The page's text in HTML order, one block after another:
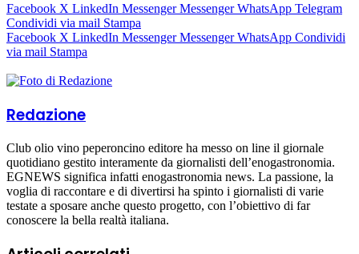
Facebook X LinkedIn Messenger Messenger WhatsApp Telegram
Condividi via mail Stampa
Facebook X LinkedIn Messenger Messenger WhatsApp Condividi
via mail Stampa
Redazione
Club olio vino peperoncino editore ha messo on line il giornale
quotidiano gestito interamente da giornalisti dell’enogastronomia.
EGNEWS significa infatti enogastronomia news. La passione, la
voglia di raccontare e di divertirsi ha spinto i giornalisti di varie
testate a sposare anche questo progetto, con l’obiettivo di far
conoscere la bella realtà italiana.